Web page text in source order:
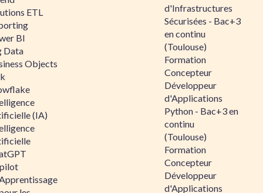
ETL
BI
Data
Objects
(IA)
d'Infrastructures
Sécurisées - Bac+3
en continu
(Toulouse)
Formation
Concepteur
Développeur
d'Applications
Python - Bac+3 en
continu
(Toulouse)
Formation
Concepteur
Développeur
d'Applications